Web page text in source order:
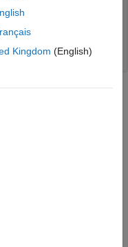
Spikes'
Kingdom (English)